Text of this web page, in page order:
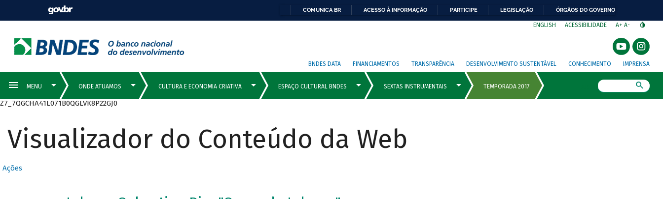
COMUNICA BR ACESSO À INFORMAÇÃO PARTICIPE LEGISLAÇÃO ÓRGÃOS DO GOVERNO
ENGLISH ACESSIBILIDADE A+ A-
BNDES DATA FINANCIAMENTOS TRANSPARÊNCIA DESENVOLVIMENTO SUSTENTÁVEL CONHECIMENTO IMPRENSA
Z7_7QGCHA41L071B0QGLVK8P22GJ0
Visualizador do Conteúdo da Web
Ações